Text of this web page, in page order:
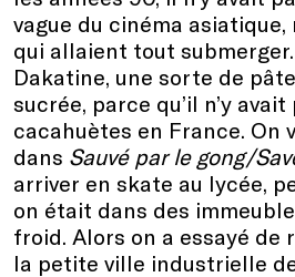
vague du cinéma
qui allaient tout
Dakatine, une sorte de
sucrée, parce qu’il n’y
cacahuètes en France. On
dans Sauvé par le gong/
arriver en skate au lycée,
on était dans des
froid. Alors on a essayé de
la petite ville industrielle